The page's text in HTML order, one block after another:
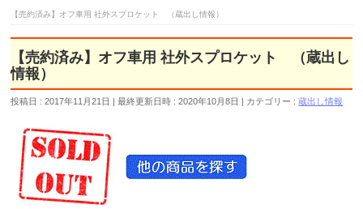
【売約済み】オフ車用 社外スプロケット （蔵出し情報）
【売約済み】オフ車用 社外スプロケット （蔵出し
情報）
投稿日 : 2017年11月21日 最終更新日時 : 2020年10月8日 カテゴリー :蔵出し情報